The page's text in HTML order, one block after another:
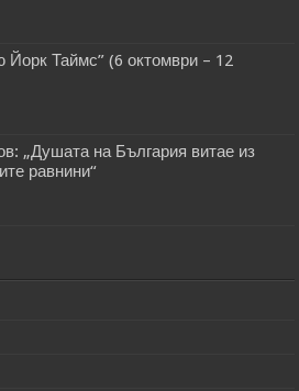
Йорк Таймс” (6 октомври – 12
„Душата на България витае из
равнини“